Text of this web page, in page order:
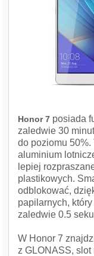
Honor 7 posiada
zaledwie 30
do poziomu
aluminium
lepiej
plastikowych.
odblokować,
papilarnych,
zaledwie 0.5
W Honor 7
z GLONASS,